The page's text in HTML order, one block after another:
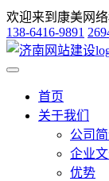
欢迎来到康美网
138-6416-9891
首页
关于我们
公司
企业
优势